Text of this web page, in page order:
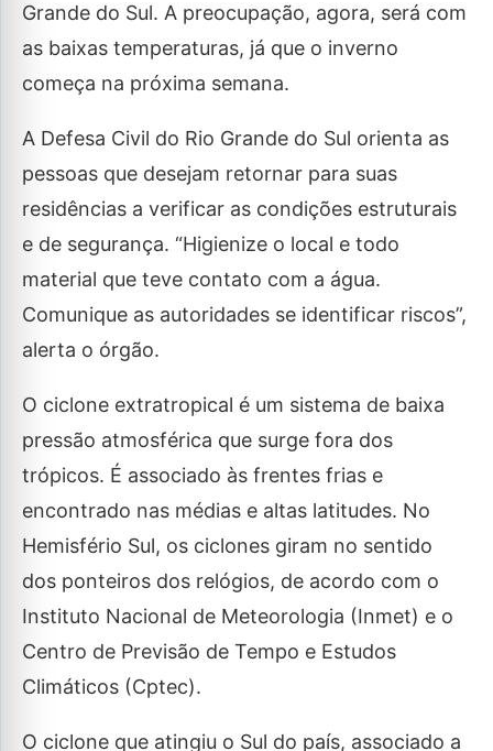
Grande do Sul. A preocupação, agora, será com
as baixas temperaturas, já que o inverno
começa na próxima semana.
A Defesa Civil do Rio Grande do Sul orienta as
pessoas que desejam retornar para suas
residências a verificar as condições estruturais
e de segurança. “Higienize o local e todo
material que teve contato com a água.
Comunique as autoridades se identificar riscos”,
alerta o órgão.
O ciclone extratropical é um sistema de baixa
pressão atmosférica que surge fora dos
trópicos. É associado às frentes frias e
encontrado nas médias e altas latitudes. No
Hemisfério Sul, os ciclones giram no sentido
dos ponteiros dos relógios, de acordo com o
Instituto Nacional de Meteorologia (Inmet) e o
Centro de Previsão de Tempo e Estudos
Climáticos (Cptec).
O ciclone que atingiu o Sul do país, associado a